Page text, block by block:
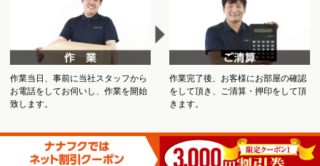
作業当日、事前に当社スタッフから
お電話をしてお伺いし、作業を開始
致します。
作業完了後、お客様にお部屋の確認
をして頂き、ご清算・押印をして頂
きます。